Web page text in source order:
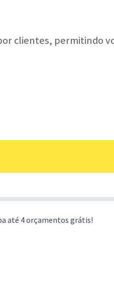
clientes, permitindo
até 4 orçamentos grátis!